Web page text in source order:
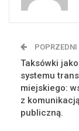
POPRZEDNI
Taksówki
systemu
miejskiego:
z
publiczną.